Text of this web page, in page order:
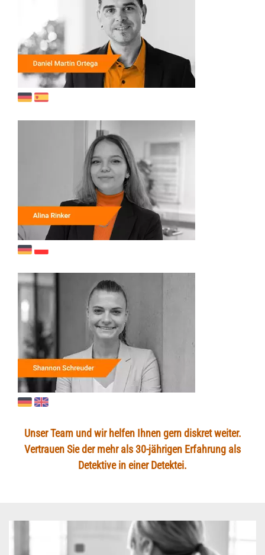
Unser Team und wir helfen Ihnen gern diskret weiter.
Vertrauen Sie der mehr als 30-jährigen Erfahrung als
Detektive in einer Detektei.